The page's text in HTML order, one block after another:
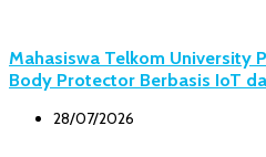
Mahasiswa Telkom University
Body Protector Berbasis IoT
28/07/2026